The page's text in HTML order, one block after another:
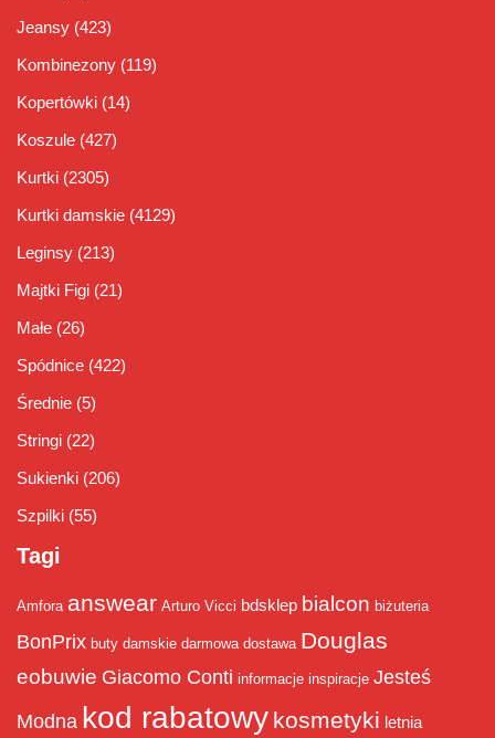
Jeansy (423)
Kombinezony (119)
Kopertówki (14)
Koszule (427)
Kurtki (2305)
Kurtki damskie (4129)
Leginsy (213)
Majtki Figi (21)
Małe (26)
Spódnice (422)
Średnie (5)
Stringi (22)
Sukienki (206)
Szpilki (55)
Tagi
Amfora answear Arturo Vicci bdsklep bialcon biżuteria
BonPrix buty damskie darmowa dostawa Douglas
eobuwie Giacomo Conti informacje inspiracje Jesteś
Modna kod rabatowy kosmetyki letnia